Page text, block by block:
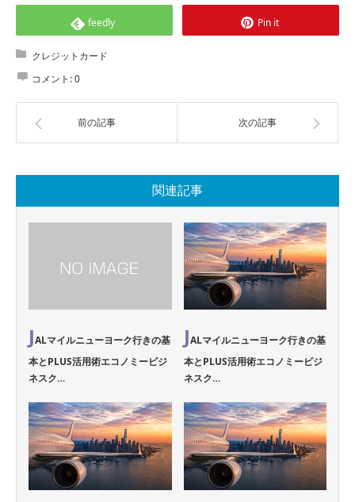
feedly Pin it
クレジットカード
コメント:0
前の記事 次の記事
関連記事
JALマイルニューヨーク行きの基
本とPLUS活用術エコノミービジ
ネスク…
JALマイルニューヨーク行きの基
本とPLUS活用術エコノミービジ
ネスク…